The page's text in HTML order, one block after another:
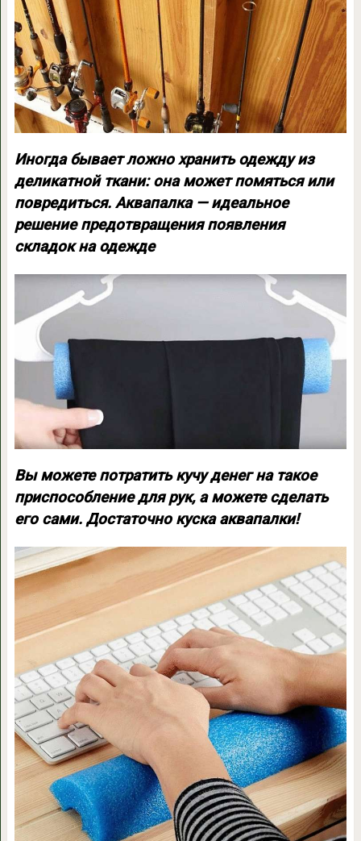
Иногда бывает ложно хранить одежду из
деликатной ткани: она может помяться или
повредиться. Аквапалка — идеальное
решение предотвращения появления
складок на одежде
Вы можете потратить кучу денег на такое
приспособление для рук, а можете сделать
его сами. Достаточно куска аквапалки!